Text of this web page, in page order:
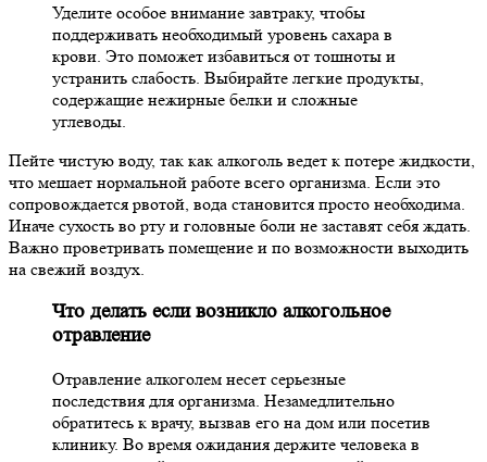
Уделите особое внимание завтраку, чтобы
поддерживать необходимый уровень сахара в
крови. Это поможет избавиться от тошноты и
устранить слабость. Выбирайте легкие продукты,
содержащие нежирные белки и сложные
углеводы.
Пейте чистую воду, так как алкоголь ведет к потере жидкости,
что мешает нормальной работе всего организма. Если это
сопровождается рвотой, вода становится просто необходима.
Иначе сухость во рту и головные боли не заставят себя ждать.
Важно проветривать помещение и по возможности выходить
на свежий воздух.
Что делать если возникло алкогольное
отравление
Отравление алкоголем несет серьезные
последствия для организма. Незамедлительно
обратитесь к врачу, вызвав его на дом или посетив
клинику. Во время ожидания держите человека в